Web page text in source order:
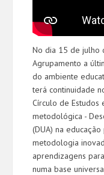
No dia 15 de julho
Agrupamento a
do ambiente
terá continuidade
Círculo de Estudos
metodológica -
(DUA) na
metodologia
aprendizagens
numa base